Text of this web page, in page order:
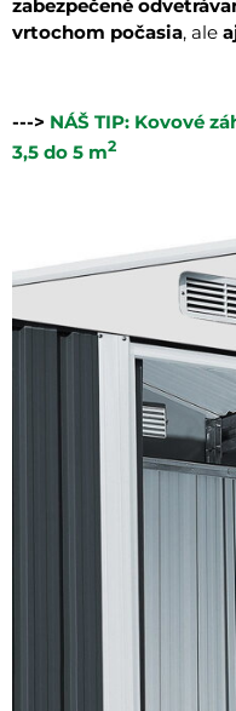
zabezpečené
vrtochom počasia, ale
---> NÁŠ TIP: Kovové
3,5 do 5 m2